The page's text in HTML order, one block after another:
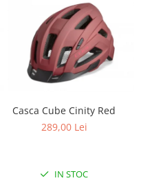
Casca Cube Cinity Red
289,00 Lei
IN STOC